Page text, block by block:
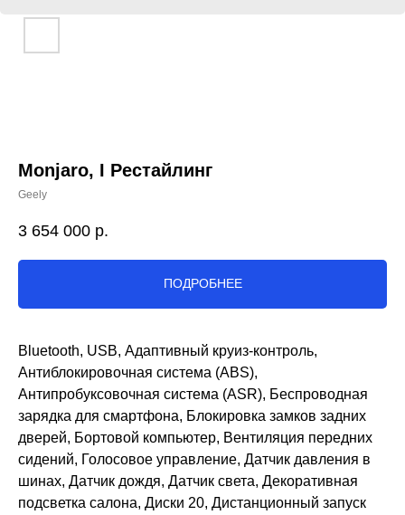
Monjaro, I Рестайлинг
Geely
3 654 000 р.
ПОДРОБНЕЕ
Bluetooth, USB, Адаптивный круиз-контроль,
Антиблокировочная система (ABS),
Антипробуксовочная система (ASR), Беспроводная
зарядка для смартфона, Блокировка замков задних
дверей, Бортовой компьютер, Вентиляция передних
сидений, Голосовое управление, Датчик давления в
шинах, Датчик дождя, Датчик света, Декоративная
подсветка салона, Диски 20, Дистанционный запуск